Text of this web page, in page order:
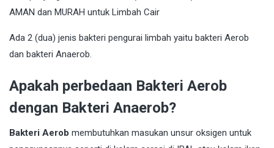
Ada 2 (dua) jenis bakteri pengurai limbah yaitu bakteri Aerob
dan bakteri Anaerob.
Apakah perbedaan Bakteri Aerob
dengan Bakteri Anaerob?
Bakteri Aerob membutuhkan masukan unsur oksigen untuk